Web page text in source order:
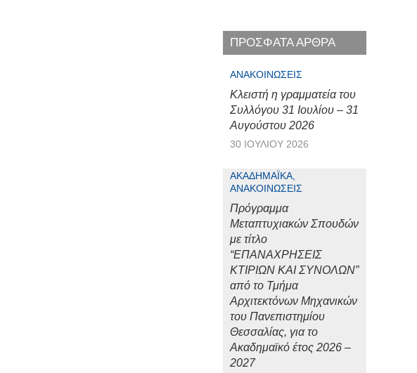
ΠΡΟΣΦΑΤΑ ΑΡΘΡΑ
ΑΝΑΚΟΙΝΏΣΕΙΣ
Κλειστή η γραμματεία του
Συλλόγου 31 Ιουλίου – 31
Αυγούστου 2026
30 ΙΟΥΛΊΟΥ 2026
ΑΚΑΔΗΜΑΪΚΆ,
ΑΝΑΚΟΙΝΏΣΕΙΣ
Πρόγραμμα
Μεταπτυχιακών Σπουδών
με τίτλο
“ΕΠΑΝΑΧΡΗΣΕΙΣ
ΚΤΙΡΙΩΝ ΚΑΙ ΣΥΝΟΛΩΝ”
από το Τμήμα
Αρχιτεκτόνων Μηχανικών
του Πανεπιστημίου
Θεσσαλίας, για το
Ακαδημαϊκό έτος 2026 –
2027